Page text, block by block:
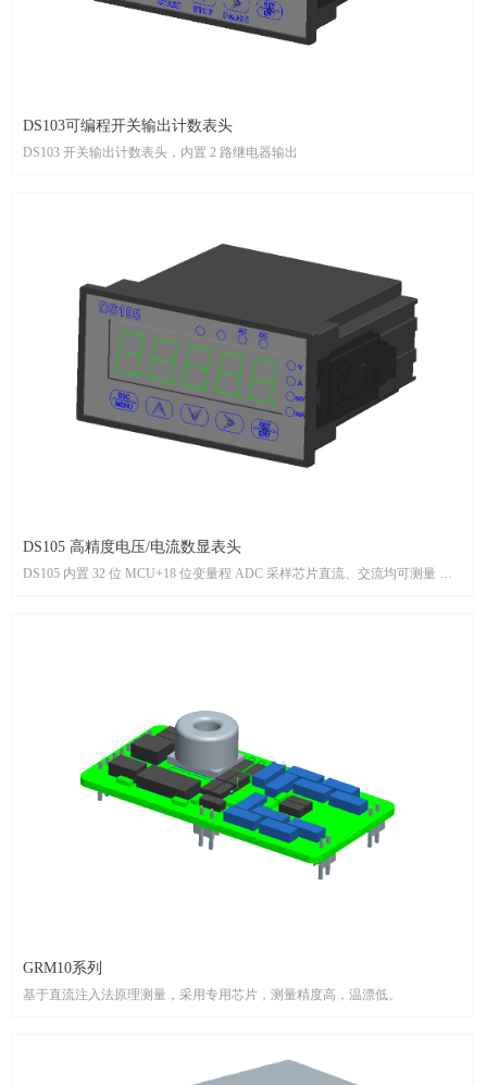
DS103可编程开关输出计数表头
DS103 开关输出计数表头，内置 2 路继电器输出
DS105 高精度电压/电流数显表头
DS105 内置 32 位 MCU+18 位变量程 ADC 采样芯片直流、交流均可测量 带
GRM10系列
基于直流注入法原理测量，采用专用芯片，测量精度高，温漂低。